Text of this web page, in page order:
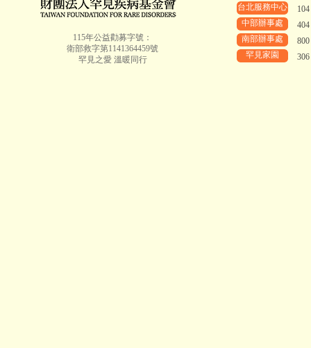
115年公益勸募字號：
衛部救字第1141364459號
罕見之愛 溫暖同行
台北服務中心
中部辦事處
南部辦事處
罕見家園